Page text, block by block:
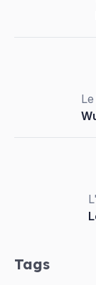
Tags